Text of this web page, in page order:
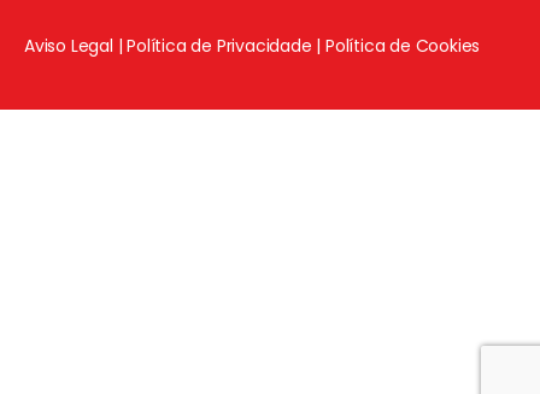
Aviso Legal |Política de Privacidade |Política de Cookies